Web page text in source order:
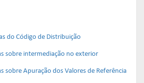
do Código de Distribuição
sobre intermediação no exterior
sobre Apuração dos Valores de Referência